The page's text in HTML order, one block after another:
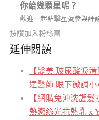
你給幾顆星呢？
歡迎一起點擊星號參與評
按讚加入粉絲團
延伸閱讀
【醫美 玻尿酸淚
達醫師 眼下微調小
【網購免沖洗護
熱戀絲光抗熱乳 x